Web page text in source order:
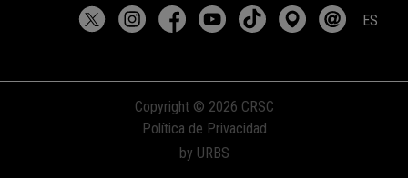
ES
Copyright © 2026 CRSC
Política de Privacidad
by URBS